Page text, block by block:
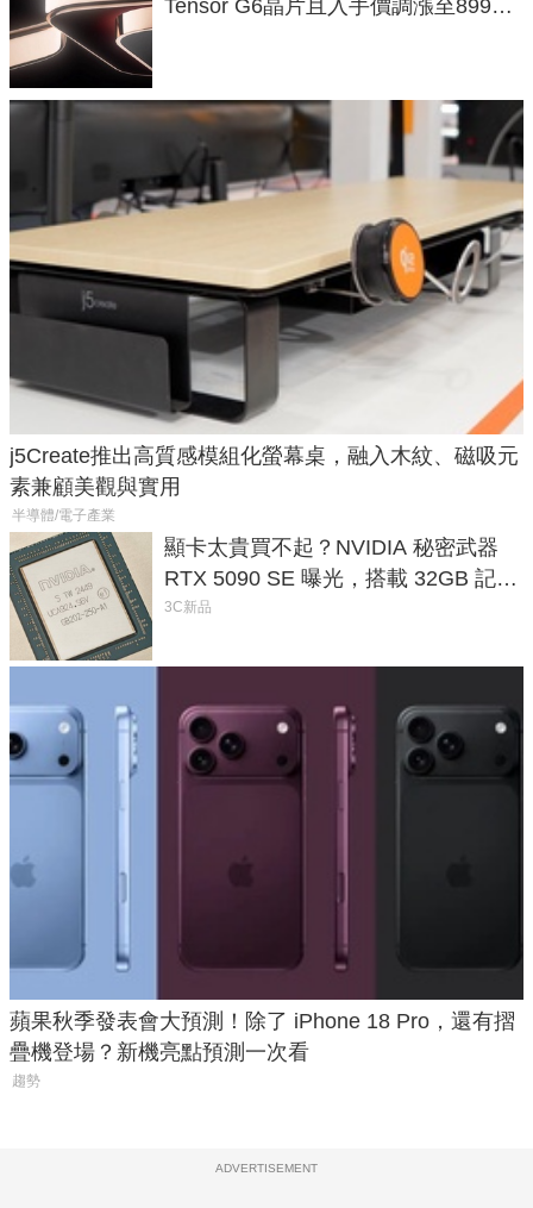
Tensor G6晶片且入手價調漲至899美
j5Create推出高質感模組化螢幕桌，融入木紋、磁吸元
素兼顧美觀與實用
半導體/電子產業
顯卡太貴買不起？NVIDIA 秘密武器
RTX 5090 SE 曝光，搭載 32GB 記憶
體
3C新品
蘋果秋季發表會大預測！除了 iPhone 18 Pro，還有摺
疊機登場？新機亮點預測一次看
趨勢
ADVERTISEMENT